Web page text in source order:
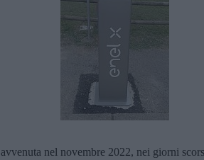
avvenuta nel novembre 2022, nei giorni